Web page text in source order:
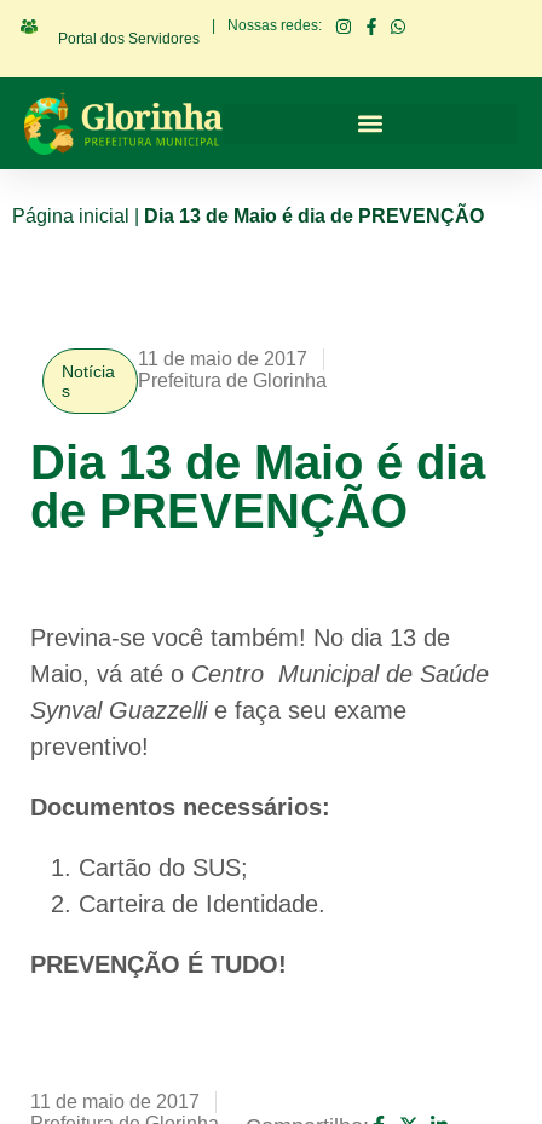
Portal dos Servidores
Nossas redes:
Página inicial Dia 13 de Maio é dia de PREVENÇÃO
Notícia
s
11 de maio de 2017
Prefeitura de Glorinha
Dia 13 de Maio é dia
de PREVENÇÃO
Previna-se você também! No dia 13 de
Maio, vá até o Centro Municipal de Saúde
Synval Guazzellie faça seu exame
preventivo!
Documentos necessários:
Cartão do SUS;
Carteira de Identidade.
PREVENÇÃO É TUDO!
11 de maio de 2017